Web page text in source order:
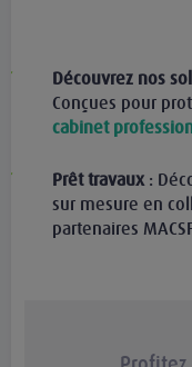
Découvrez nos
Conçues pour
cabinet
Prêt travaux:
sur mesure en
partenaires